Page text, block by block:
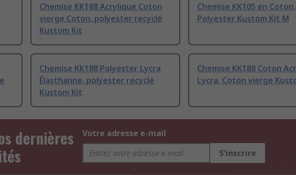
Chemise KK188 Acrylique Coton
vierge Coton, polyester recyclé
Kustom Kit
Chemise KK105 en Coton,
Polyester Kustom Kit M
Chemise KK188 Polyester Lycra
Élasthanne, polyester recyclé
Kustom Kit
Chemise KK188 Coton
Lycra, Coton vierge
dernières
Votre adresse e-mail
S'inscrire